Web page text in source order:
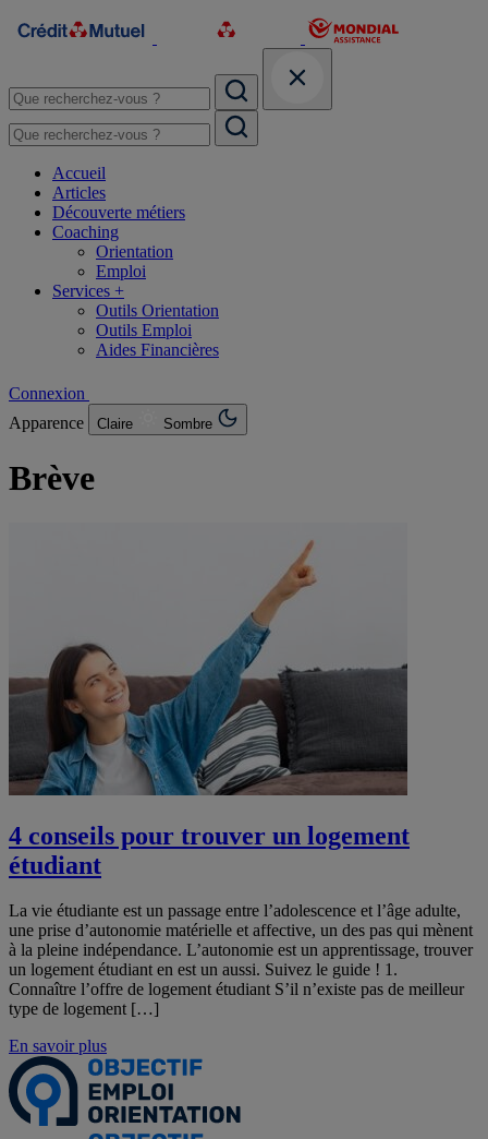
Accueil
Articles
Découverte métiers
Coaching
Orientation
Emploi
Services +
Outils Orientation
Outils Emploi
Aides Financières
Connexion
Apparence
Claire Sombre
Brève
4 conseils pour trouver un logement
étudiant
La vie étudiante est un passage entre l’adolescence et l’âge adulte,
une prise d’autonomie matérielle et affective, un des pas qui mènent
à la pleine indépendance. L’autonomie est un apprentissage, trouver
un logement étudiant en est un aussi. Suivez le guide ! 1.
Connaître l’offre de logement étudiant S’il n’existe pas de meilleur
type de logement […]
En savoir plus